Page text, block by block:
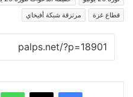
قطاع غزة
مرتزقة شبكة أفيخاي
فيسبوك ‫X